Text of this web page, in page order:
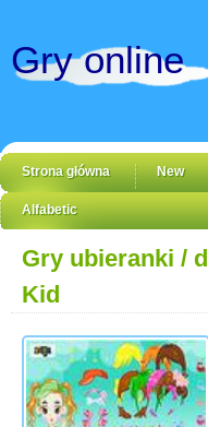
Gry online
Strona główna New
Alfabetic
Gry ubieranki /
Kid